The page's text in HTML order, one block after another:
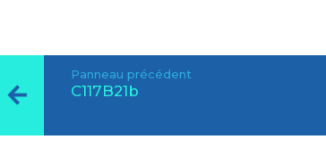
Panneau précédent
C117B21b